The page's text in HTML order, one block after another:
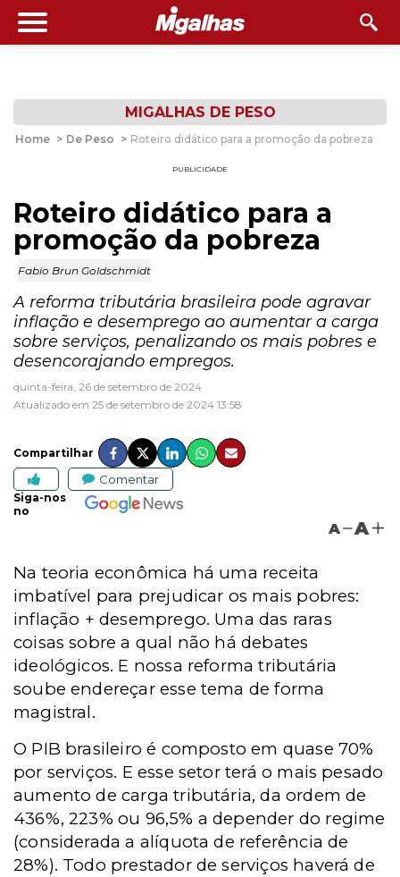
MIGALHAS DE PESO
Home > De Peso > Roteiro didático para a promoção da pobreza
PUBLICIDADE
Roteiro didático para a
promoção da pobreza
Fabio Brun Goldschmidt
A reforma tributária brasileira pode agravar
inflação e desemprego ao aumentar a carga
sobre serviços, penalizando os mais pobres e
desencorajando empregos.
quinta-feira, 26 de setembro de 2024
Atualizado em 25 de setembro de 2024 13:58
Compartilhar
Comentar
Siga-nos
no
A A
Na teoria econômica há uma receita
imbatível para prejudicar os mais pobres:
inflação + desemprego. Uma das raras
coisas sobre a qual não há debates
ideológicos. E nossa reforma tributária
soube endereçar esse tema de forma
magistral.
O PIB brasileiro é composto em quase 70%
por serviços. E esse setor terá o mais pesado
aumento de carga tributária, da ordem de
436%, 223% ou 96,5% a depender do regime
(considerada a alíquota de referência de
28%). Todo prestador de serviços haverá de